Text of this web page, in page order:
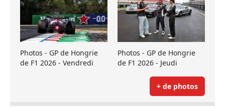
Photos - GP de Hongrie
de F1 2026 - Vendredi
Photos - GP de Hongrie
de F1 2026 - Jeudi
+ de photos